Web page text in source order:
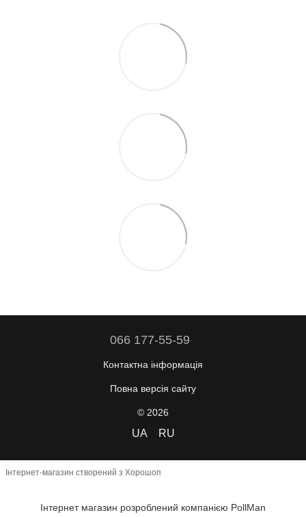
066 177-55-59
Контактна інформація
Повна версія сайту
© 2026
UA RU
Інтернет-магазин створений з Хорошоп
Інтернет магазин розроблений компанією PollMan